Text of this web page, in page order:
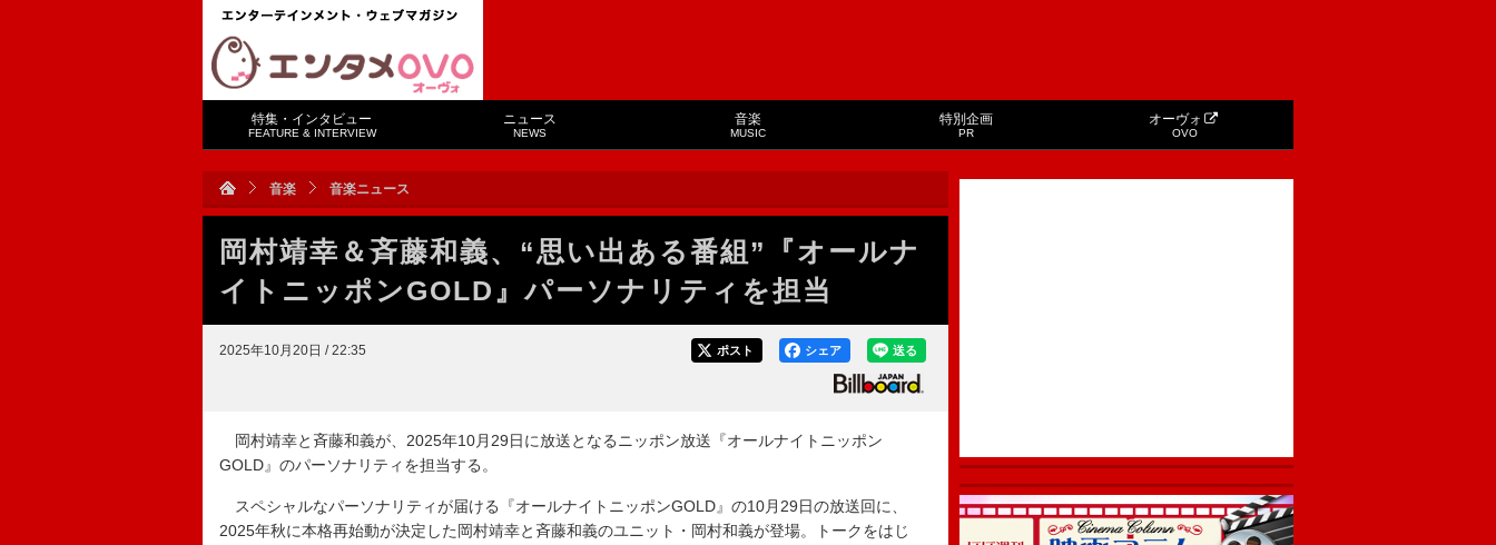
特集・インタビュー
FEATURE & INTERVIEW
ニュース
NEWS
音楽
MUSIC
特別企画
PR
オーヴォ
OVO
音楽 音楽ニュース
岡村靖幸＆斉藤和義、“思い出ある番組”『オールナ
イトニッポンGOLD』パーソナリティを担当
2025年10月20日 / 22:35 送る
シェア
ポスト
岡村靖幸と斉藤和義が、2025年10月29日に放送となるニッポン放送『オールナイトニッポン
GOLD』のパーソナリティを担当する。
スペシャルなパーソナリティが届ける『オールナイトニッポンGOLD』の10月29日の放送回に、
2025年秋に本格再始動が決定した岡村靖幸と斉藤和義のユニット・岡村和義が登場。トークをはじ